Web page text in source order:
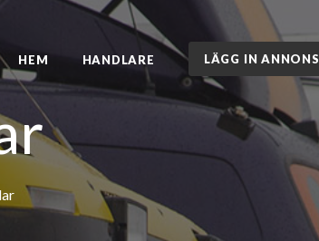
HEM HANDLARE LÄGG IN ANNONS